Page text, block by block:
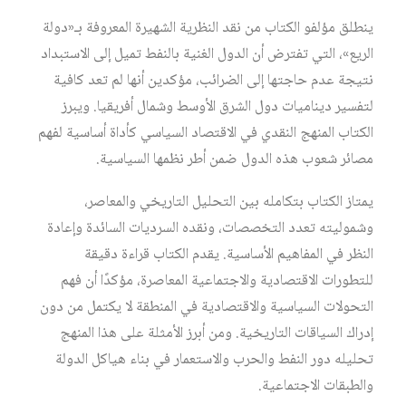
ينطلق مؤلفو الكتاب من نقد النظرية الشهيرة المعروفة بـ«دولة
الريع»، التي تفترض أن الدول الغنية بالنفط تميل إلى الاستبداد
نتيجة عدم حاجتها إلى الضرائب، مؤكدين أنها لم تعد كافية
لتفسير ديناميات دول الشرق الأوسط وشمال أفريقيا. ويبرز
الكتاب المنهج النقدي في الاقتصاد السياسي كأداة أساسية لفهم
مصائر شعوب هذه الدول ضمن أطر نظمها السياسية.
يمتاز الكتاب بتكامله بين التحليل التاريخي والمعاصر،
وشموليته تعدد التخصصات، ونقده السرديات السائدة وإعادة
النظر في المفاهيم الأساسية. يقدم الكتاب قراءة دقيقة
للتطورات الاقتصادية والاجتماعية المعاصرة، مؤكدًا أن فهم
التحولات السياسية والاقتصادية في المنطقة لا يكتمل من دون
إدراك السياقات التاريخية. ومن أبرز الأمثلة على هذا المنهج
تحليله دور النفط والحرب والاستعمار في بناء هياكل الدولة
والطبقات الاجتماعية.